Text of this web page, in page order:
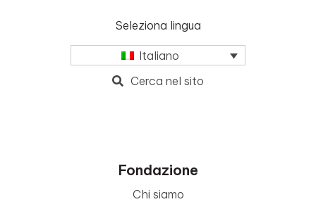
Seleziona lingua
Italiano
Cerca nel sito
Fondazione
Chi siamo